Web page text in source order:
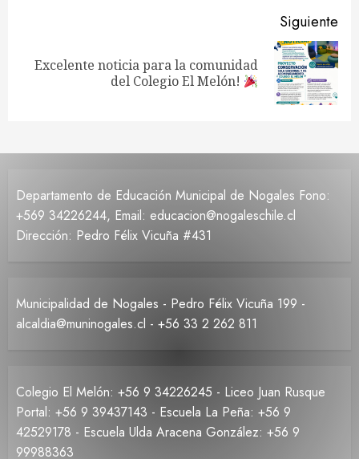
Siguiente
Siguiente
Excelente noticia para la comunidad
del Colegio El Melón!
Departamento de Educación Municipal de Nogales Fono:
+569 34226244, Email: educacion@nogaleschile.cl
Dirección: Pedro Félix Vicuña #431
Municipalidad de Nogales - Pedro Félix Vicuña 199 -
alcaldia@muninogales.cl - +56 33 2 262 811
Colegio El Melón: +56 9 34226245 - Liceo Juan Rusque
Portal: +56 9 39437143 - Escuela La Peña: +56 9
42529178 - Escuela Ulda Aracena González: +56 9
99988363